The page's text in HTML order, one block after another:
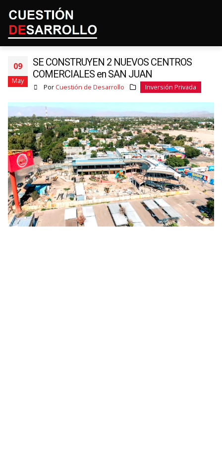
09
May
SE CONSTRUYEN 2 NUEVOS CENTROS
COMERCIALES en SAN JUAN
Por Cuestión de Desarrollo Inversión Privada